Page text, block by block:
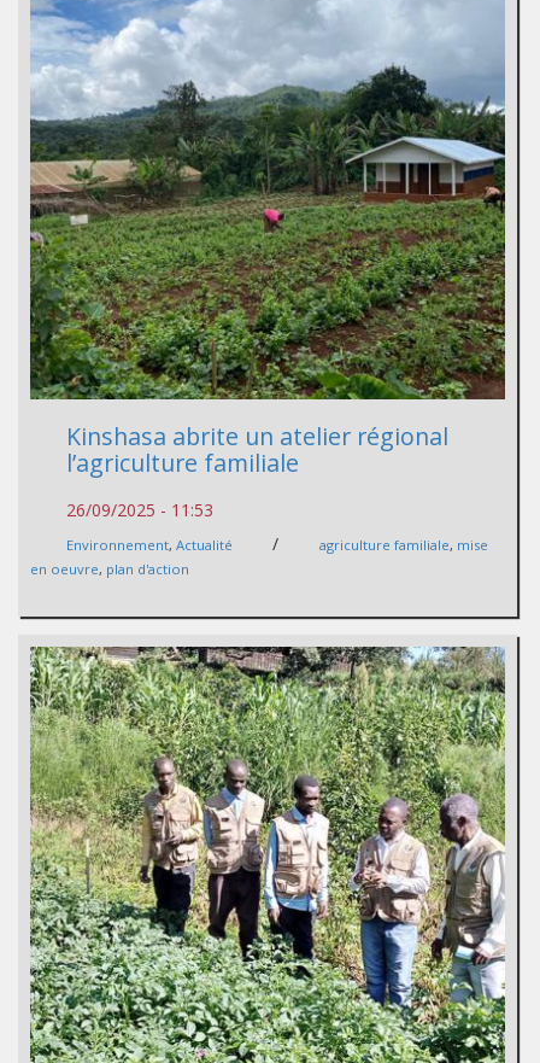
Kinshasa abrite un atelier régional
l’agriculture familiale
26/09/2025 - 11:53
Environnement, Actualité / agriculture familiale, mise
en oeuvre, plan d'action